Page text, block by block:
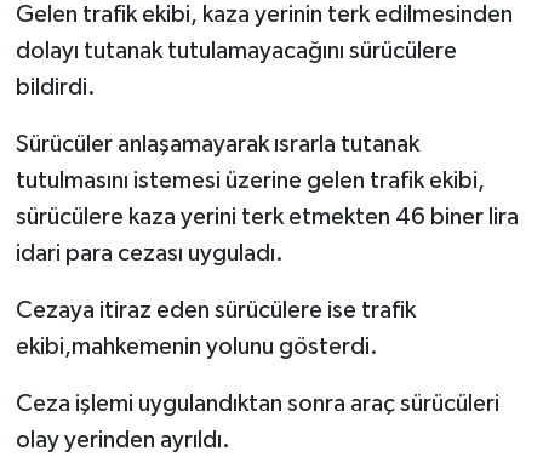
Gelen trafik ekibi, kaza yerinin terk edilmesinden
dolayı tutanak tutulamayacağını sürücülere
bildirdi.
Sürücüler anlaşamayarak ısrarla tutanak
tutulmasını istemesi üzerine gelen trafik ekibi,
sürücülere kaza yerini terk etmekten 46 biner lira
idari para cezası uyguladı.
Cezaya itiraz eden sürücülere ise trafik
ekibi,mahkemenin yolunu gösterdi.
Ceza işlemi uygulandıktan sonra araç sürücüleri
olay yerinden ayrıldı.
Siyaset
Spor
Tavşanlı
Türkiye
Video Galeri